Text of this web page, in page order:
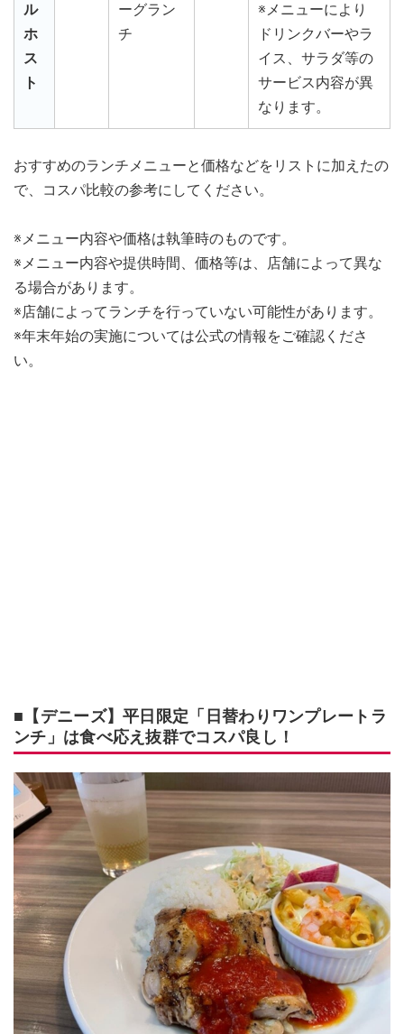
ル
ホ
ス
ト
ーグラン
チ
※メニューにより
ドリンクバーやラ
イス、サラダ等の
サービス内容が異
なります。
おすすめのランチメニューと価格などをリストに加えたの
で、コスパ比較の参考にしてください。
※メニュー内容や価格は執筆時のものです。
※メニュー内容や提供時間、価格等は、店舗によって異な
る場合があります。
※店舗によってランチを行っていない可能性があります。
※年末年始の実施については公式の情報をご確認くださ
い。
■【デニーズ】平日限定「日替わりワンプレートラ
ンチ」は食べ応え抜群でコスパ良し！